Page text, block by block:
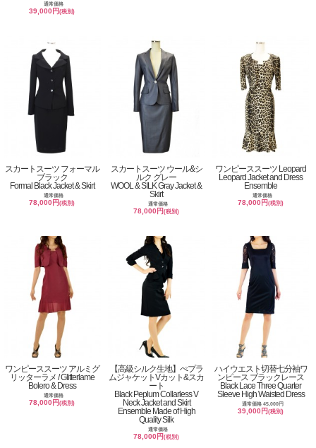
通常価格
39,000円(税別)
スカートスーツ フォーマル
ブラック
Formal Black Jacket & Skirt
通常価格
78,000円(税別)
スカートスーツ ウール&シ
ルク グレー
WOOL & SILK Gray Jacket &
Skirt
通常価格
78,000円(税別)
ワンピーススーツ Leopard
Leopard Jacket and Dress
Ensemble
通常価格
78,000円(税別)
ワンピーススーツ アルミグ
リッターラメ / Glitterlame
Bolero & Dress
通常価格
78,000円(税別)
【高級シルク生地】ぺプラ
ムジャケットVカット&スカ
ート
Black Peplum Collarless V
Neck Jacket and Skirt
Ensemble Made of High
Quality Silk
通常価格
78,000円(税別)
ハイウエスト切替七分袖ワ
ンピース ブラックレース
Black Lace Three Quarter
Sleeve High Waisted Dress
通常価格 45,000円
39,000円(税別)